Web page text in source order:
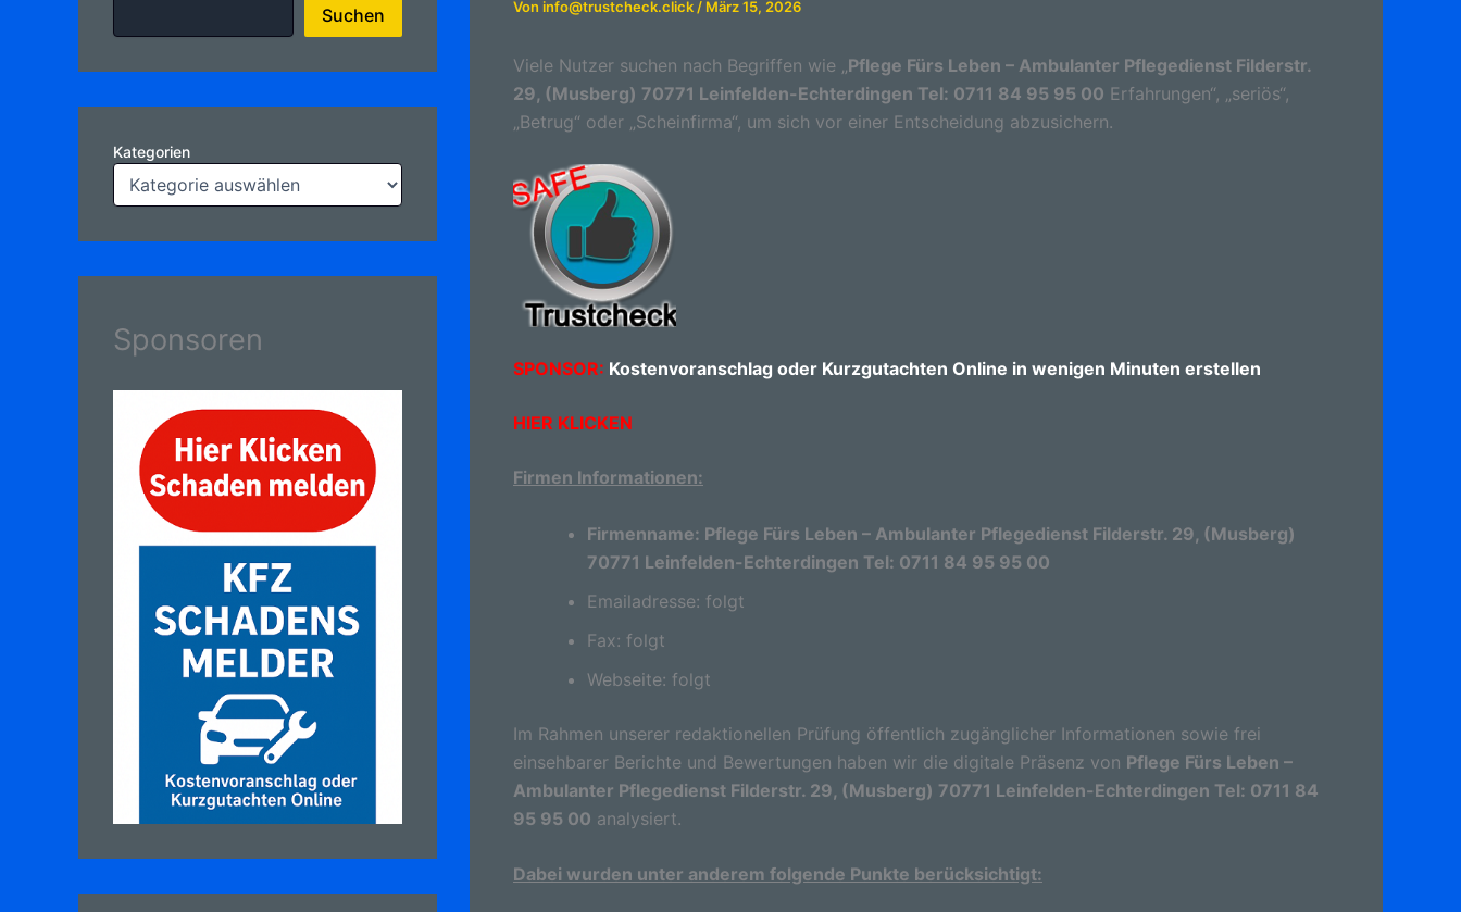
Suchen
Kategorien
Sponsoren
Von info@trustcheck.click / März 15, 2026
Viele Nutzer suchen nach Begriffen wie „Pflege Fürs Leben – Ambulanter Pflegedienst Filderstr.
29, (Musberg) 70771 Leinfelden-Echterdingen Tel: 0711 84 95 95 00 Erfahrungen“, „seriös“,
„Betrug“ oder „Scheinfirma“, um sich vor einer Entscheidung abzusichern.
SPONSOR: Kostenvoranschlag oder Kurzgutachten Online in wenigen Minuten erstellen
HIER KLICKEN
Firmen Informationen:
Firmenname: Pflege Fürs Leben – Ambulanter Pflegedienst Filderstr. 29, (Musberg)
70771 Leinfelden-Echterdingen Tel: 0711 84 95 95 00
Emailadresse: folgt
Fax: folgt
Webseite: folgt
Im Rahmen unserer redaktionellen Prüfung öffentlich zugänglicher Informationen sowie frei
einsehbarer Berichte und Bewertungen haben wir die digitale Präsenz von Pflege Fürs Leben –
Ambulanter Pflegedienst Filderstr. 29, (Musberg) 70771 Leinfelden-Echterdingen Tel: 0711 84
95 95 00 analysiert.
Dabei wurden unter anderem folgende Punkte berücksichtigt: